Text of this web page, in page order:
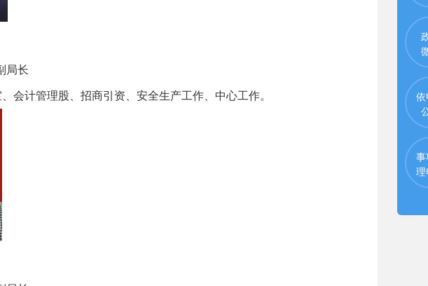
局长
会计管理股、招商引资、安全生产工作、中心工作。